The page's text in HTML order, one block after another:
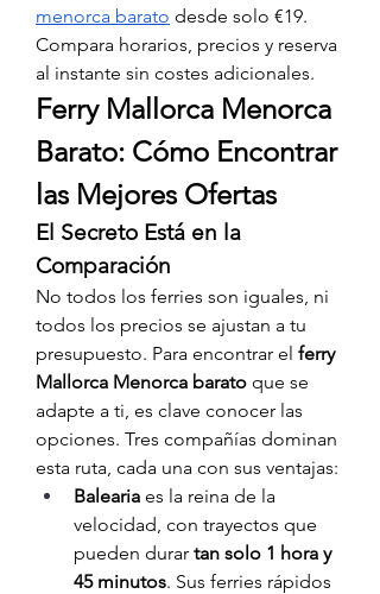
menorca barato desde solo €19.
Compara horarios, precios y reserva
al instante sin costes adicionales.
Ferry Mallorca Menorca
Barato: Cómo Encontrar
las Mejores Ofertas
El Secreto Está en la
Comparación
No todos los ferries son iguales, ni
todos los precios se ajustan a tu
presupuesto. Para encontrar el ferry
Mallorca Menorca barato que se
adapte a ti, es clave conocer las
opciones. Tres compañías dominan
esta ruta, cada una con sus ventajas:
Balearia es la reina de la
velocidad, con trayectos que
pueden durar tan solo 1 hora y
45 minutos. Sus ferries rápidos